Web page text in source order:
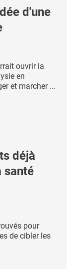
d'une
ouvrir la
en
et marcher ...
déjà
santé
pour
de cibler les